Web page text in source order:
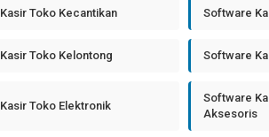
Toko Kecantikan Software
Toko Kelontong Software
Toko Elektronik
Software
Aksesoris